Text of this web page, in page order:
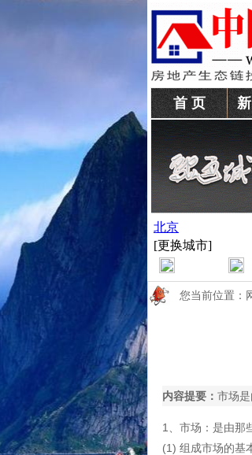
首 页
您当前位置：
内容提要： 市场
1、市场：是由那
(1) 组成市场的基